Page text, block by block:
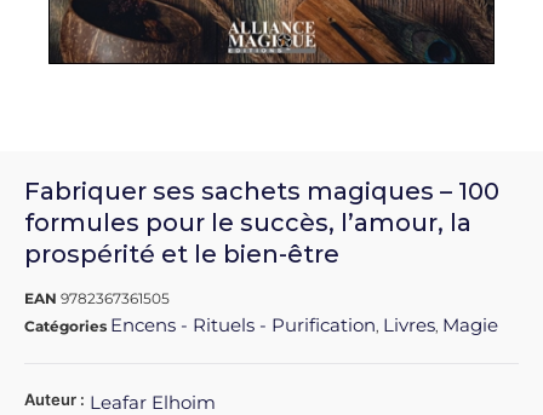
Fabriquer ses sachets magiques – 100
formules pour le succès, l’amour, la
prospérité et le bien-être
EAN 9782367361505
Catégories Encens - Rituels - Purification, Livres, Magie
Auteur : Leafar Elhoim